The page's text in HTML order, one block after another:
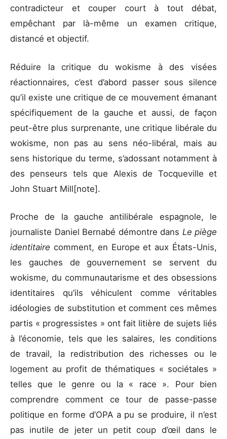
contradicteur et couper court à tout débat,
empêchant par là-même un examen critique,
distancé et objectif.
Réduire la critique du wokisme à des visées
réactionnaires, c’est d’abord passer sous silence
qu’il existe une critique de ce mouvement émanant
spécifiquement de la gauche et aussi, de façon
peut-être plus surprenante, une critique libérale du
wokisme, non pas au sens néo-libéral, mais au
sens historique du terme, s’adossant notamment à
des penseurs tels que Alexis de Tocqueville et
John Stuart Mill[note].
Proche de la gauche antilibérale espagnole, le
journaliste Daniel Bernabé démontre dans Le piège
identitaire comment, en Europe et aux États-Unis,
les gauches de gouvernement se servent du
wokisme, du communautarisme et des obsessions
identitaires qu’ils véhiculent comme véritables
idéologies de substitution et comment ces mêmes
partis « progressistes » ont fait litière de sujets liés
à l’économie, tels que les salaires, les conditions
de travail, la redistribution des richesses ou le
logement au profit de thématiques « sociétales »
telles que le genre ou la « race ». Pour bien
comprendre comment ce tour de passe-passe
politique en forme d’OPA a pu se produire, il n’est
pas inutile de jeter un petit coup d’œil dans le